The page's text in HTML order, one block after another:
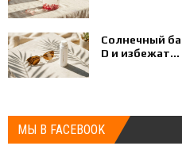
Солнечный
D и избежат...
МЫ В FACEBOOK